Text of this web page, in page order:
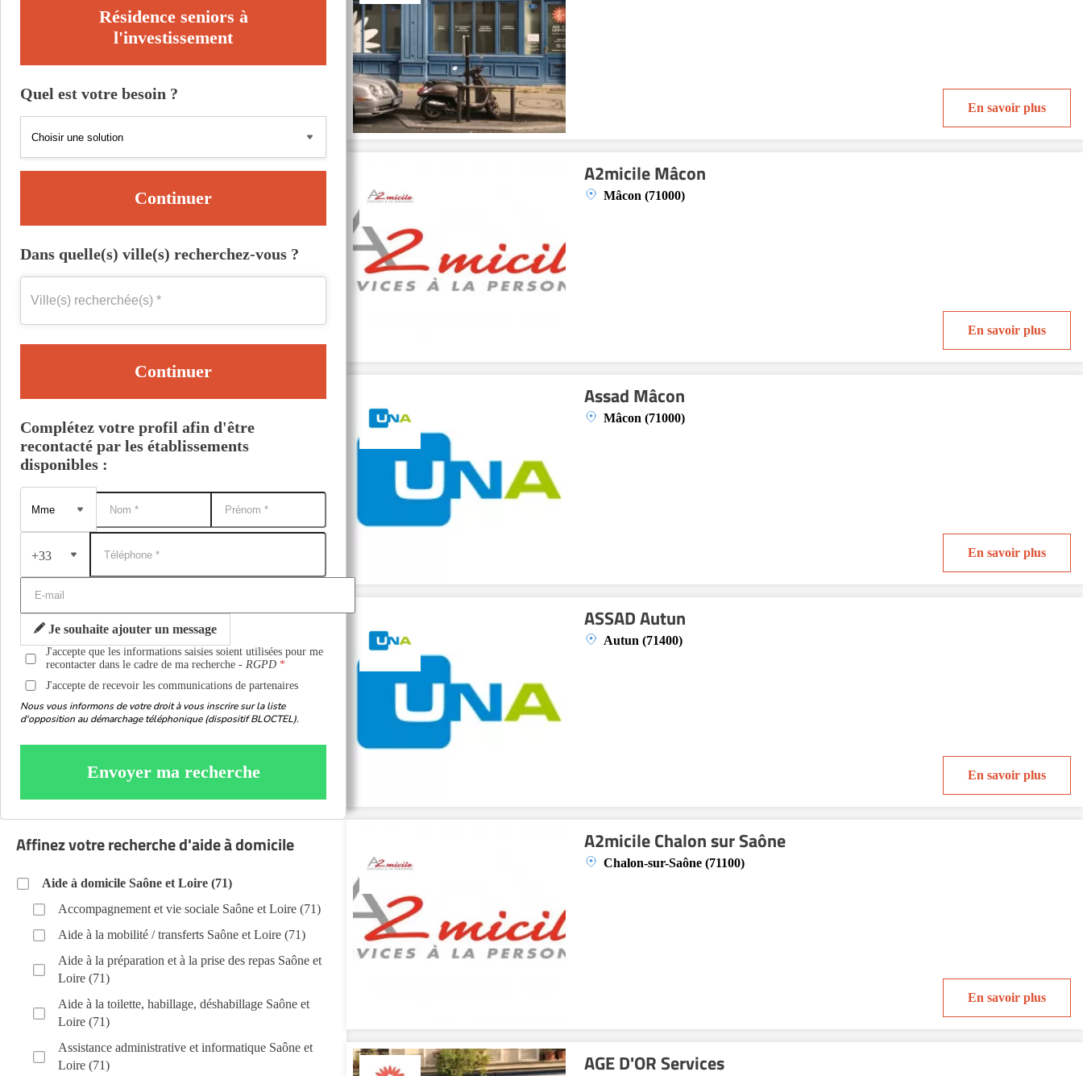
En savoir plus
A2micile Mâcon
Mâcon (71000)
En savoir plus
Assad Mâcon
Mâcon (71000)
En savoir plus
ASSAD Autun
Autun (71400)
En savoir plus
A2micile Chalon sur Saône
Chalon-sur-Saône (71100)
En savoir plus
AGE D'OR Services
Résidence seniors à
l'investissement
Quel est votre besoin ?
Continuer
Dans quelle(s) ville(s) recherchez-vous ?
Continuer
Complétez votre profil afin d'être
recontacté par les établissements
disponibles :
+33
Je souhaite ajouter un message
J'accepte que les informations saisies soient utilisées pour me
recontacter dans le cadre de ma recherche -RGPD
J'accepte de recevoir les communications de partenaires
Nous vous informons de votre droit à vous inscrire sur la liste
d'opposition au démarchage téléphonique (dispositif BLOCTEL).
Envoyer ma recherche
Affinez votre recherche d'aide à domicile
Aide à domicile Saône et Loire (71)
Accompagnement et vie sociale Saône et Loire (71)
Aide à la mobilité / transferts Saône et Loire (71)
Aide à la préparation et à la prise des repas Saône et
Loire (71)
Aide à la toilette, habillage, déshabillage Saône et
Loire (71)
Assistance administrative et informatique Saône et
Loire (71)